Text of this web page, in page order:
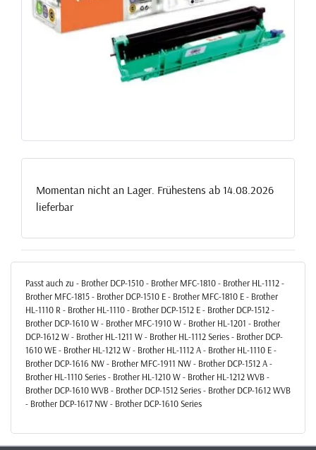
Momentan nicht an Lager. Frühestens ab 14.08.2026
lieferbar
Passt auch zu - Brother DCP-1510 - Brother MFC-1810 - Brother HL-1112 -
Brother MFC-1815 - Brother DCP-1510 E - Brother MFC-1810 E - Brother
HL-1110 R - Brother HL-1110 - Brother DCP-1512 E - Brother DCP-1512 -
Brother DCP-1610 W - Brother MFC-1910 W - Brother HL-1201 - Brother
DCP-1612 W - Brother HL-1211 W - Brother HL-1112 Series - Brother DCP-
1610 WE - Brother HL-1212 W - Brother HL-1112 A - Brother HL-1110 E -
Brother DCP-1616 NW - Brother MFC-1911 NW - Brother DCP-1512 A -
Brother HL-1110 Series - Brother HL-1210 W - Brother HL-1212 WVB -
Brother DCP-1610 WVB - Brother DCP-1512 Series - Brother DCP-1612 WVB
- Brother DCP-1617 NW - Brother DCP-1610 Series